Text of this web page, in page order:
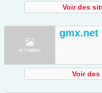
Voir des
gmx.net
Voir